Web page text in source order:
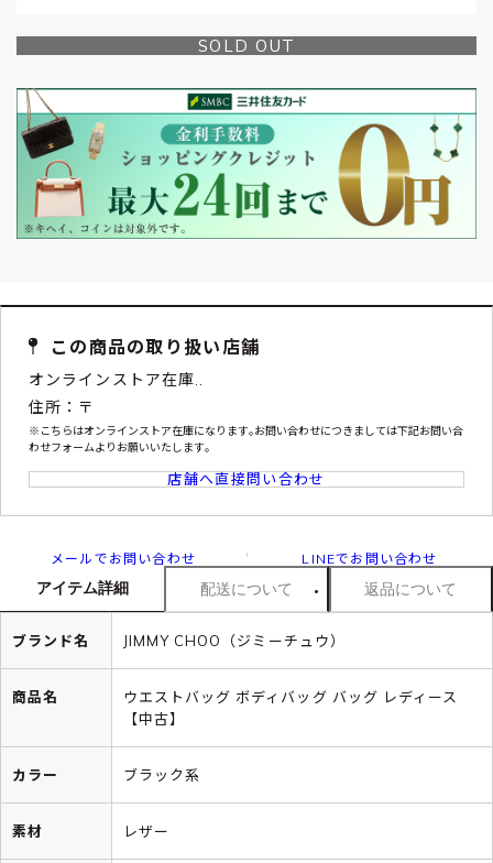
SOLD OUT
この商品の取り扱い店舗
オンラインストア在庫..
住所：〒
※こちらはオンラインストア在庫になります｡お問い合わせにつきましては下記お問い合
わせフォームよりお願いいたします｡
店舗へ直接問い合わせ
メールでお問い合わせ LINEでお問い合わせ
アイテム詳細 配送について 返品について
ブランド名 JIMMY CHOO（ジミーチュウ）
商品名
ウエストバッグ ボディバッグ バッグ レディース
【中古】
カラー ブラック系
素材 レザー